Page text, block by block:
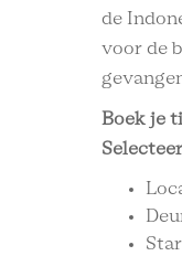
de
voor de
Boek je